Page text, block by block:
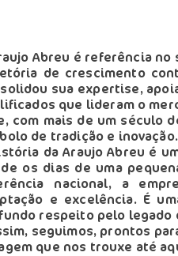
Abreu é referência
de crescimento
sua expertise,
que lideram o
com mais de um século
de tradição e inovação.
da Araujo Abreu é
os dias de uma
nacional, a
e excelência. É
respeito pelo legado
seguimos, prontos
que nos trouxe até